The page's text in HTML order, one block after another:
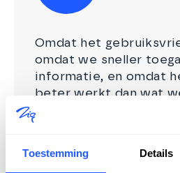
Toestemming Details
Omdat het
omdat we sneller
informatie, en omdat
beter werkt dan wat
Lees het volledige